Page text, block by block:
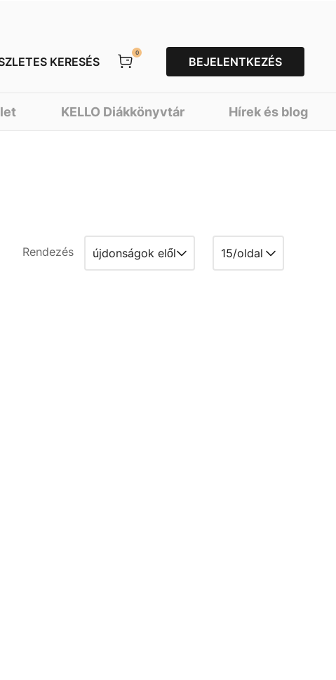
KERESÉS
0
BEJELENTKEZÉS
KELLO Diákkönyvtár Hírek és blog
Rendezés